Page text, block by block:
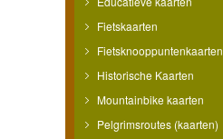
Fietskaarten
Fietsknooppuntenkaarten
Historische Kaarten
Mountainbike kaarten
Pelgrimsroutes (kaarten)